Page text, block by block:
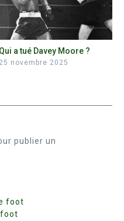
Qui a tué Davey Moore ?
25 novembre 2025
publier un
foot
foot